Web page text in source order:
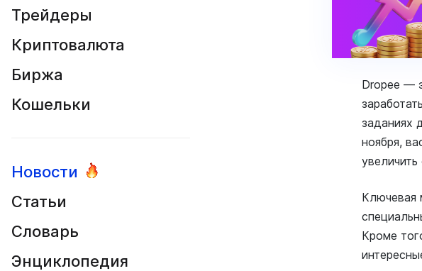
Трейдеры
Криптовалюта
Биржа
Кошельки
Новости
Статьи
Словарь
Энциклопедия
Dropee —
заданиях
ноября,
увеличить
Ключевая
Кроме